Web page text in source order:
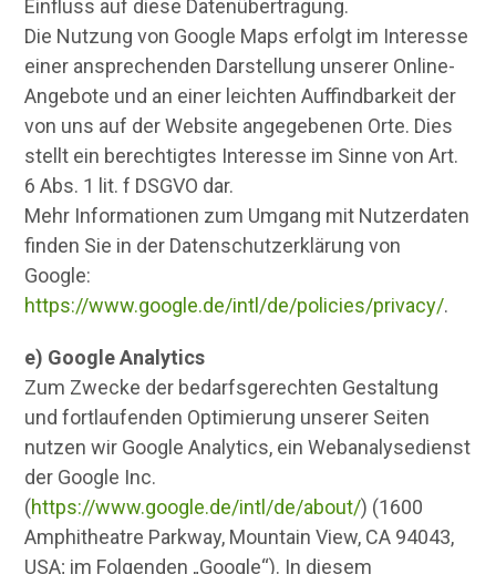
Einfluss auf diese Datenübertragung.
Die Nutzung von Google Maps erfolgt im Interesse
einer ansprechenden Darstellung unserer Online-
Angebote und an einer leichten Auffindbarkeit der
von uns auf der Website angegebenen Orte. Dies
stellt ein berechtigtes Interesse im Sinne von Art.
6 Abs. 1 lit. f DSGVO dar.
Mehr Informationen zum Umgang mit Nutzerdaten
finden Sie in der Datenschutzerklärung von
Google:
https://www.google.de/intl/de/policies/privacy/.
e) Google Analytics
Zum Zwecke der bedarfsgerechten Gestaltung
und fortlaufenden Optimierung unserer Seiten
nutzen wir Google Analytics, ein Webanalysedienst
der Google Inc.
(https://www.google.de/intl/de/about/) (1600
Amphitheatre Parkway, Mountain View, CA 94043,
USA; im Folgenden „Google“). In diesem